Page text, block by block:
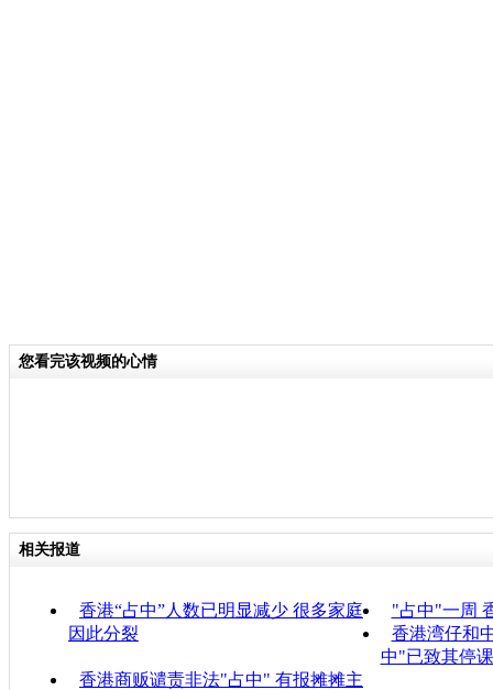
您看完该视频的心情
相关报道
香港“占中”人数已明显减少 很多家庭
因此分裂
"占中"一周
香港湾仔和
中"已致其停
香港商贩谴责非法"占中" 有报摊摊主